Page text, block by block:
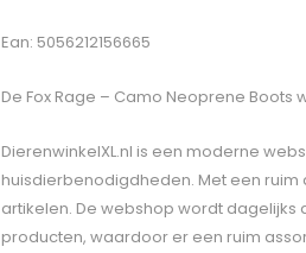
Ean: 5056212156665
De Fox Rage – Camo Neoprene Boots
DierenwinkelXL.nl is een moderne
huisdierbenodigdheden. Met een
artikelen. De webshop wordt dagelijks
producten, waardoor er een ruim